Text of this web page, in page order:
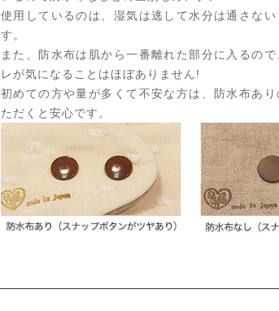
使用しているのは、湿気は逃して水分は通さな
す。
また、防水布は肌から一番離れた部分に入るの
レが気になることはほぼありません!
初めての方や量が多くて不安な方は、防水布あ
ただくと安心です。